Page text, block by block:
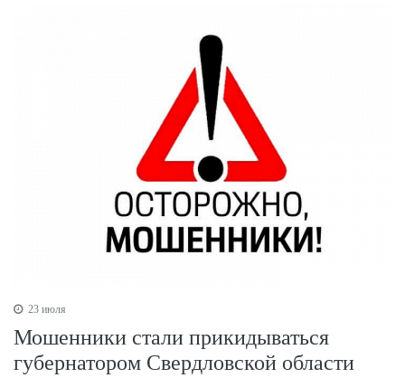
23 июля
Мошенники стали прикидываться
губернатором Свердловской области